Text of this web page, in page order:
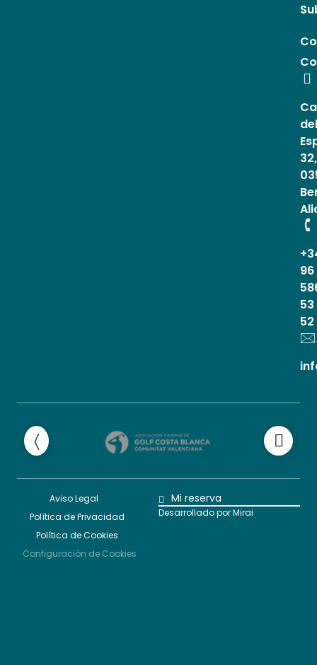
del
32,
96
53
52
Aviso Legal
Política de Privacidad
Política de Cookies
Configuración de Cookies
Mi reserva
Desarrollado porMirai